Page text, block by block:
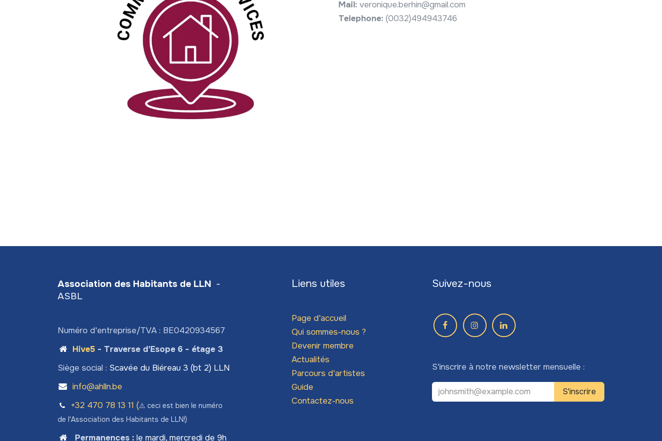
Mail: veronique.berhin@gmail.com
Telephone: (0032)494943746
Association des Habitants de LLN -
ASBL
Numéro d'entreprise/TVA : BE0420934567
Hive5- Traverse d'Esope 6 - étage 3
Siège social : Scavée du Biéreau 3 (bt 2) LLN
info@ahlln.be
+32 470 78​ 13 11 (⚠️ ceci est bien le numéro
de l'Association des Habitants de LLN!)
Permanences: le mardi, mercredi de 9h
Liens utiles
Page d'accueil
Qui sommes-nous ?
Devenir membre
Actualités
Parcours d'artistes
Guide
Contactez-nous
Suivez-nous
S'inscrire à notre newsletter mensuelle :
S'inscrire